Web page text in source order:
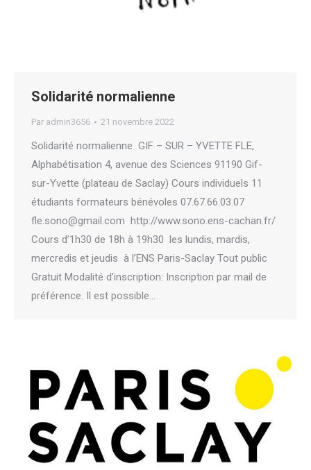
Solidarité normalienne
Par admin3656 21 novembre 2022
Solidarité normalienne GIF – SUR – YVETTE FLE,
Alphabétisation 4, avenue des Sciences 91190 Gif-
sur-Yvette (plateau de Saclay) Cours individuels 11
étudiants formateurs bénévoles 07.67.66.03.07
fle.sono@gmail.com http://www.sono.ens-cachan.fr/
Cours d’1h30 de 18h à 19h30 les lundis, mardis,
mercredis et jeudis à l’ENS Paris-Saclay Tout public
Gratuit Modalité d’inscription: Inscription par mail de
préférence. Il est possible…